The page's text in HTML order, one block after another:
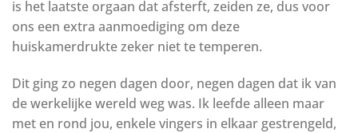
is het laatste orgaan dat afsterft, zeiden ze, dus voor
ons een extra aanmoediging om deze
huiskamerdrukte zeker niet te temperen.
Dit ging zo negen dagen door, negen dagen dat ik van
de werkelijke wereld weg was. Ik leefde alleen maar
met en rond jou, enkele vingers in elkaar gestrengeld,